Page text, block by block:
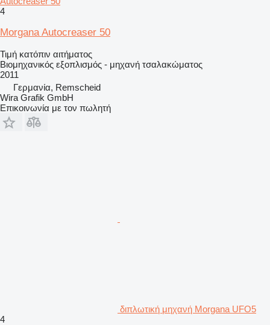
4
Morgana Autocreaser 50
Τιμή κατόπιν αιτήματος
Βιομηχανικός εξοπλισμός - μηχανή τσαλακώματος
2011
Γερμανία, Remscheid
Wira Grafik GmbH
Επικοινωνία με τον πωλητή
διπλωτική μηχανή Morgana UFO5
4